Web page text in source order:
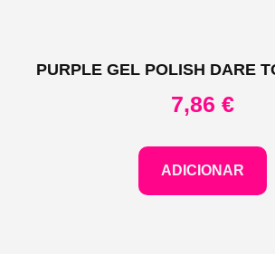
PURPLE GEL POLISH DARE
7,86 €
ADICIONAR